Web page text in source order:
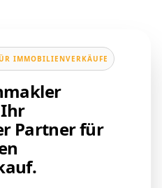
IMMOBILIENVERKÄUFE
Partner für